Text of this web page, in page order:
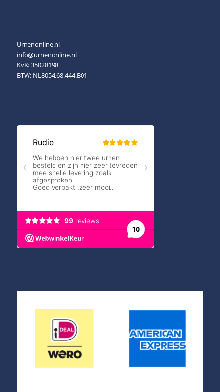
Urnenonline.nl
info@urnenonline.nl
KvK: 35028198
BTW: NL8054.68.444.B01